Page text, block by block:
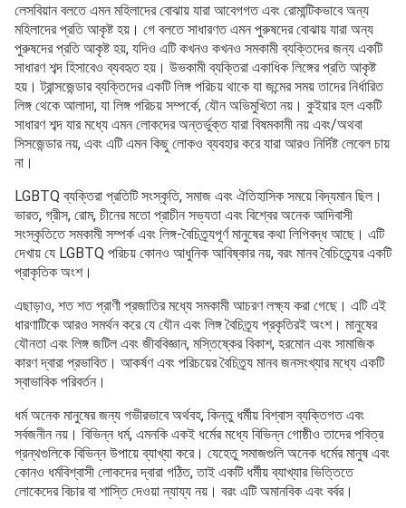
লেসবিয়ান বলতে এমন মহিলাদের বোঝায় যারা আবেগগত এবং রোমান্টিকভাবে অন্য
মহিলাদের প্রতি আকৃষ্ট হয়। গে বলতে সাধারণত এমন পুরুষদের বোঝায় যারা অন্য
পুরুষদের প্রতি আকৃষ্ট হয়, যদিও এটি কখনও কখনও সমকামী ব্যক্তিদের জন্য একটি
সাধারণ শব্দ হিসাবেও ব্যবহৃত হয়। উভকামী ব্যক্তিরা একাধিক লিঙ্গের প্রতি আকৃষ্ট
হয়। ট্রান্সজেন্ডার ব্যক্তিদের একটি লিঙ্গ পরিচয় থাকে যা জন্মের সময় তাদের নির্ধারিত
লিঙ্গ থেকে আলাদা, যা লিঙ্গ পরিচয় সম্পর্কে, যৌন অভিমুখিতা নয়। কুইয়ার হল একটি
সাধারণ শব্দ যার মধ্যে এমন লোকদের অন্তর্ভুক্ত যারা বিষমকামী নয় এবং/অথবা
সিসজেন্ডার নয়, এবং এটি এমন কিছু লোকও ব্যবহার করে যারা আরও নির্দিষ্ট লেবেল চায়
না।
LGBTQ ব্যক্তিরা প্রতিটি সংস্কৃতি, সমাজ এবং ঐতিহাসিক সময়ে বিদ্যমান ছিল।
ভারত, গ্রীস, রোম, চীনের মতো প্রাচীন সভ্যতা এবং বিশ্বের অনেক আদিবাসী
সংস্কৃতিতে সমকামী সম্পর্ক এবং লিঙ্গ-বৈচিত্র্যপূর্ণ মানুষের কথা লিপিবদ্ধ আছে। এটি
দেখায় যে LGBTQ পরিচয় কোনও আধুনিক আবিষ্কার নয়, বরং মানব বৈচিত্র্যের একটি
প্রাকৃতিক অংশ।
এছাড়াও, শত শত প্রাণী প্রজাতির মধ্যে সমকামী আচরণ লক্ষ্য করা গেছে। এটি এই
ধারণাটিকে আরও সমর্থন করে যে যৌন এবং লিঙ্গ বৈচিত্র্য প্রকৃতিরই অংশ। মানুষের
যৌনতা এবং লিঙ্গ জটিল এবং জীববিজ্ঞান, মস্তিষ্কের বিকাশ, হরমোন এবং সামাজিক
কারণ দ্বারা প্রভাবিত। আকর্ষণ এবং পরিচয়ের বৈচিত্র্য মানব জনসংখ্যার মধ্যে একটি
স্বাভাবিক পরিবর্তন।
ধর্ম অনেক মানুষের জন্য গভীরভাবে অর্থবহ, কিন্তু ধর্মীয় বিশ্বাস ব্যক্তিগত এবং
সর্বজনীন নয়। বিভিন্ন ধর্ম, এমনকি একই ধর্মের মধ্যে বিভিন্ন গোষ্ঠীও তাদের পবিত্র
গ্রন্থগুলিকে বিভিন্ন উপায়ে ব্যাখ্যা করে। যেহেতু সমাজগুলি অনেক ধর্মের মানুষ এবং
কোনও ধর্মবিশ্বাসী লোকদের দ্বারা গঠিত, তাই একটি ধর্মীয় ব্যাখ্যার ভিত্তিতে
লোকেদের বিচার বা শাস্তি দেওয়া ন্যায্য নয়। বরং এটি অমানবিক এবং বর্বর।